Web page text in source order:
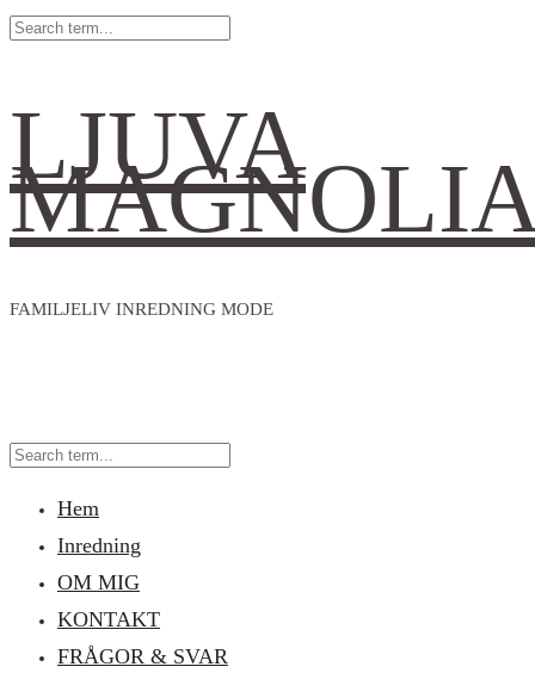
LJUVA
FAMILJELIV INREDNING MODE
Hem
Inredning
OM MIG
KONTAKT
FRÅGOR & SVAR